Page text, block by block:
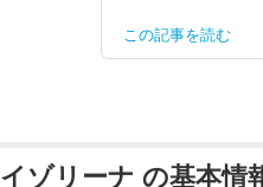
この記事を読む
イゾリーナ の基本情